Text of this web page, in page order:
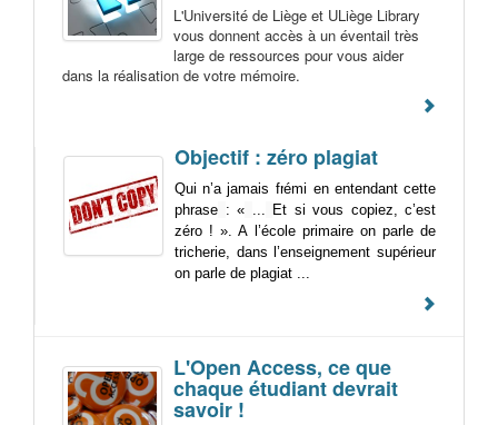
L'Université de Liège et ULiège Library
vous donnent accès à un éventail très
large de ressources pour vous aider
dans la réalisation de votre mémoire.
Objectif : zéro plagiat
Qui n’a jamais frémi en entendant cette
phrase : « ... Et si vous copiez, c’est
zéro ! ». A l’école primaire on parle de
tricherie, dans l’enseignement supérieur
on parle de plagiat ...
L'Open Access, ce que
chaque étudiant devrait
savoir !